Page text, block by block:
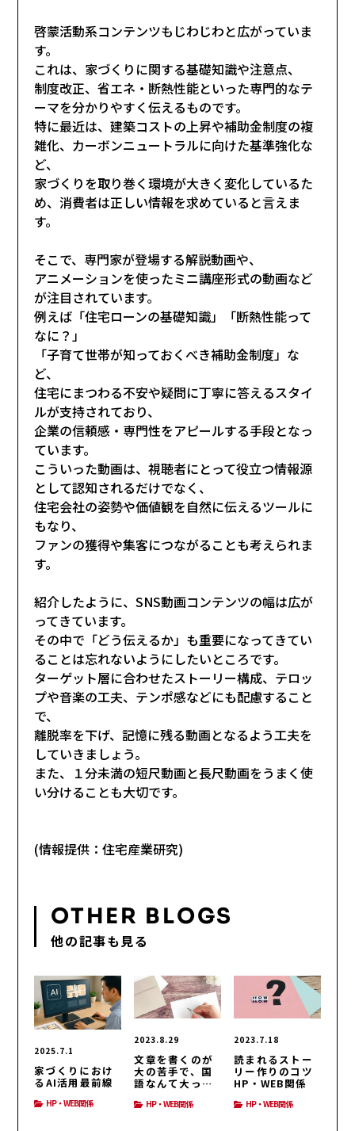
啓蒙活動系コンテンツもじわじわと広がっていま
す。
これは、家づくりに関する基礎知識や注意点、
制度改正、省エネ・断熱性能といった専門的なテ
ーマを分かりやすく伝えるものです。
特に最近は、建築コストの上昇や補助金制度の複
雑化、カーボンニュートラルに向けた基準強化な
ど、
家づくりを取り巻く環境が大きく変化しているた
め、消費者は正しい情報を求めていると言えま
す。
そこで、専門家が登場する解説動画や、
アニメーションを使ったミニ講座形式の動画など
が注目されています。
例えば「住宅ローンの基礎知識」「断熱性能って
なに？」
「子育て世帯が知っておくべき補助金制度」な
ど、
住宅にまつわる不安や疑問に丁寧に答えるスタイ
ルが支持されており、
企業の信頼感・専門性をアピールする手段となっ
ています。
こういった動画は、視聴者にとって役立つ情報源
として認知されるだけでなく、
住宅会社の姿勢や価値観を自然に伝えるツールに
もなり、
ファンの獲得や集客につながることも考えられま
す。
紹介したように、SNS動画コンテンツの幅は広が
ってきています。
その中で「どう伝えるか」も重要になってきてい
ることは忘れないようにしたいところです。
ターゲット層に合わせたストーリー構成、テロッ
プや音楽の工夫、テンポ感などにも配慮すること
で、
離脱率を下げ、記憶に残る動画となるよう工夫を
していきましょう。
また、１分未満の短尺動画と長尺動画をうまく使
い分けることも大切です。
(情報提供：住宅産業研究)
OTHER BLOGS
他の記事も見る
2025.7.1
家づくりにおけ
るAI活用最前線
HP・WEB関係
2023.8.29
文章を書くのが
大の苦手で、国
語なんて大っ嫌
係 HP・WEB関係
2023.7.18
読まれるストー
リー作りのコツ
HP・WEB関係
HP・WEB関係